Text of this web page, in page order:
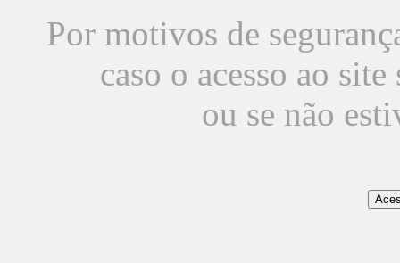
Por motivos de
caso o acesso ao
ou se não